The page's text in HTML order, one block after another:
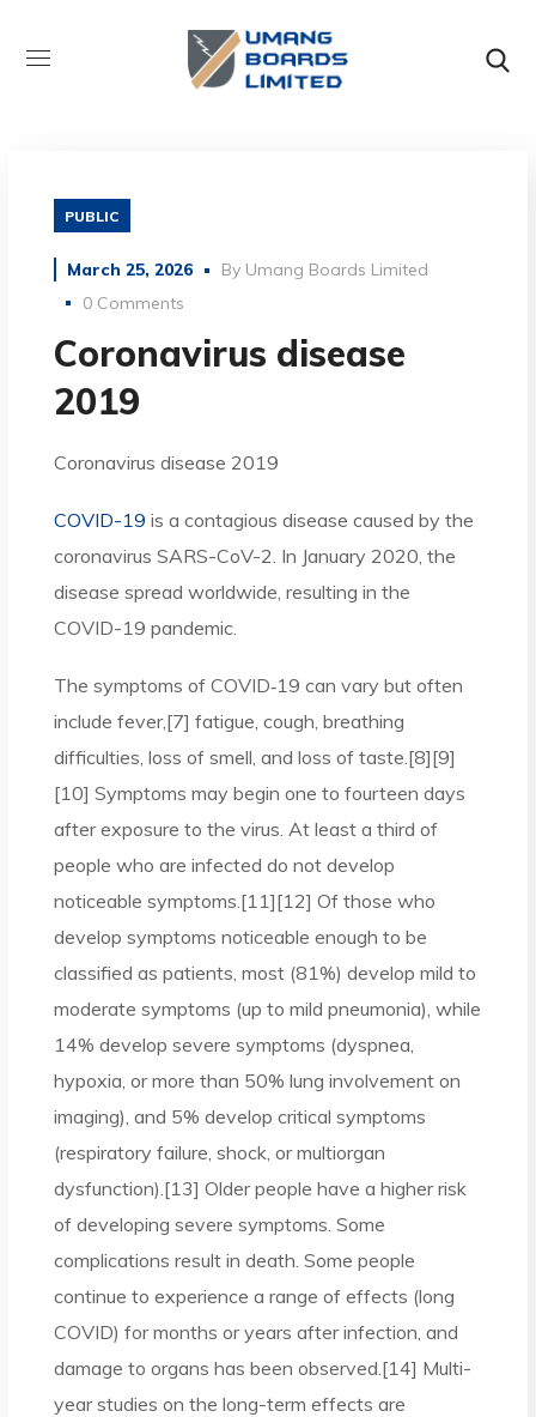
PUBLIC
March 25, 2026 By Umang Boards Limited
0 Comments
Coronavirus disease
2019
Coronavirus disease 2019
COVID-19 is a contagious disease caused by the
coronavirus SARS-CoV-2. In January 2020, the
disease spread worldwide, resulting in the
COVID-19 pandemic.
The symptoms of COVID‑19 can vary but often
include fever,[7] fatigue, cough, breathing
difficulties, loss of smell, and loss of taste.[8][9]
[10] Symptoms may begin one to fourteen days
after exposure to the virus. At least a third of
people who are infected do not develop
noticeable symptoms.[11][12] Of those who
develop symptoms noticeable enough to be
classified as patients, most (81%) develop mild to
moderate symptoms (up to mild pneumonia), while
14% develop severe symptoms (dyspnea,
hypoxia, or more than 50% lung involvement on
imaging), and 5% develop critical symptoms
(respiratory failure, shock, or multiorgan
dysfunction).[13] Older people have a higher risk
of developing severe symptoms. Some
complications result in death. Some people
continue to experience a range of effects (long
COVID) for months or years after infection, and
damage to organs has been observed.[14] Multi-
year studies on the long-term effects are